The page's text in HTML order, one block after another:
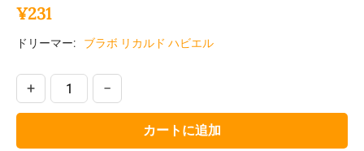
¥231
ドリーマー: ブラボ リカルド ハビエル
+ −
カートに追加